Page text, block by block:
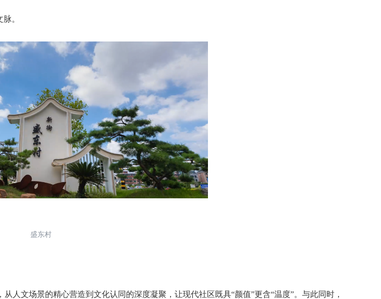
。
盛东村
文场景的精心营造到文化认同的深度凝聚，让现代社区既具“颜值”更含“温度”。与此同时，